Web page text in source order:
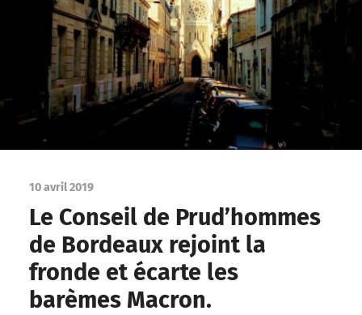
10 avril 2019
Le Conseil de Prud’hommes
de Bordeaux rejoint la
fronde et écarte les
barèmes Macron.